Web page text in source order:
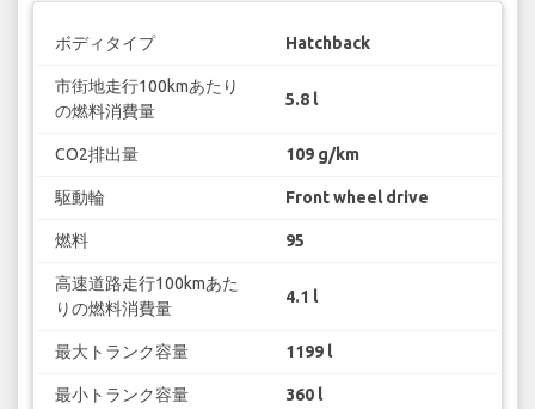
ボディタイプ Hatchback
市街地走行100kmあたり
の燃料消費量
5.8 l
CO2排出量 109 g/km
駆動輪 Front wheel drive
燃料 95
高速道路走行100kmあた
りの燃料消費量
4.1 l
最大トランク容量 1199 l
最小トランク容量 360 l